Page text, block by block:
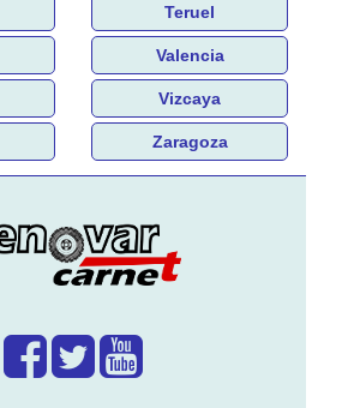
Teruel
Valencia
Vizcaya
Zaragoza